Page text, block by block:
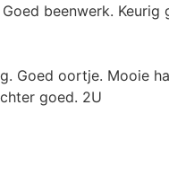
beenwerk. Keurig
Goed oortje. Mooie
goed. 2U